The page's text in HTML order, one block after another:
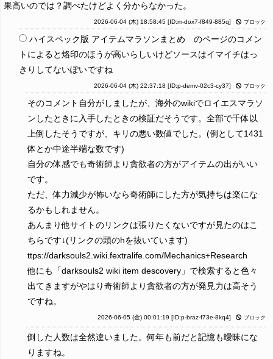
果高いのでは？調べたけどよく分からなかった。
2026-06-04 (木) 18:58:45 [ID:m-dox7-f849-885q] ブロック
ハイスペック版 アイテムマラソンまとめ のページのコメン
トによると烙印のほうが高いらしいけどソースはイマイチはっ
きりしてないぽいですね
2026-06-04 (木) 22:37:18 [ID:p-demv-02c3-cy37] ブロック
そのコメント自分がしましたが、海外のwikiでロイエスマラソ
ンしたときに入手したときの検証だそうです。全部で千体以
上倒したそうですが、キリの悪い数値でした。(例として1431
体とか中途半端な数です)
自分の体感でも奇術師より貪欲者の方がアイテムの出がいい
です。
ただ、体力減少が怖いなら奇術師にした方が気持ちは楽にな
るかもしれません。
あんまり他サイトのリンクは張りたくないですが見たのはこ
ちらです↓(リンクの頭のhを抜いています)
ttps://darksouls2.wiki.fextralife.com/Mechanics+Research
他にも「darksouls2 wiki item descovery」で検索すると色々
出てきますがやはり奇術師より貪欲者の方が発見力は高そう
ですね。
2026-06-05 (金) 00:01:19 [ID:p-braz-f73e-8kq4] ブロック
倒した人数は全然違いました。何年も前だと記憶も曖昧にな
りますね。